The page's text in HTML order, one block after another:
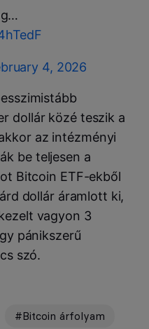
4, 2026
dollár közé teszik a
az intézményi
be teljesen a
Bitcoin ETF-ekből
dollár áramlott ki,
vagyon 3
pánikszerű
szó.
#Bitcoin árfolyam